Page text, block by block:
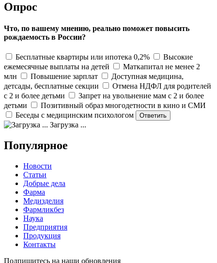
Опрос
Что, по вашему мнению, реально поможет повысить
рождаемость в России?
Бесплатные квартиры или ипотека 0,2%
Высокие
ежемесячные выплаты на детей
Маткапитал не менее 2
млн
Повышение зарплат
Доступная медицина,
детсады, бесплатные секции
Отмена НДФЛ для родителей
с 2 и более детьми
Запрет на увольнение мам с 2 и более
детьми
Позитивный образ многодетности в кино и СМИ
Беседы с медицинским психологом
Загрузка ...
Популярное
Новости
Статьи
Добрые дела
Фарма
Медизделия
Фармликбез
Наука
Предприятия
Продукция
Контакты
Подпишитесь на наши обновления